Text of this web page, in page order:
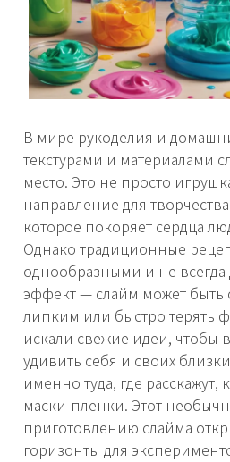
В мире рукоделия и
текстурами и материалами
место. Это не просто
направление для
которое покоряет сердца
Однако традиционные
однообразными и не
эффект — слайм может
липким или быстро терять
искали свежие идеи, чтобы
удивить себя и своих
именно туда, где расскажут,
маски-пленки. Этот
приготовлению слайма
горизонты для